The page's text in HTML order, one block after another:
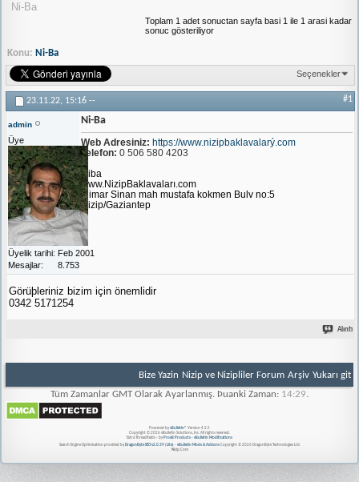
Ni-Ba
Toplam 1 adet sonuctan sayfa basi 1 ile 1 arasi kadar
sonuc gösteriliyor
Konu: Ni-Ba
Seçenekler
23.11.22, 15:16 -- #1
admin
Üye
Üyelik tarihi Feb 2001
Mesajlar
8.753
Ni-Ba
Web Adresiniz: https://www.nizipbaklavalarý.com
Telefon: 0 506 580 4203
Niba
www.NizipBaklavaları.com
Mimar Sinan mah mustafa kokmen Bulv no:5
Nizip/Gaziantep
Görüþleriniz bizim için önemlidir
0342 5171254
Alıntı
Bize Yazin Nizip ve Nizipliler Forum Arşiv Yukarı git
Tüm Zamanlar GMT Olarak Ayarlanmış. Þuanki Zaman: 14:29.
Powered by vBulletin® Version 4.2.5
Copyright © 2026 vBulletin Solutions, Inc. All rights reserved.
Extra Threadfields - by ProvB Products - vBulletin Modifications
Search Engine Optimisation provided by DragonByte SEO v2.0.39 (Lite)- vBulletin Mods & AddonsCopyright © 2026 DragonByte Technologies Ltd.
Nizip.Com